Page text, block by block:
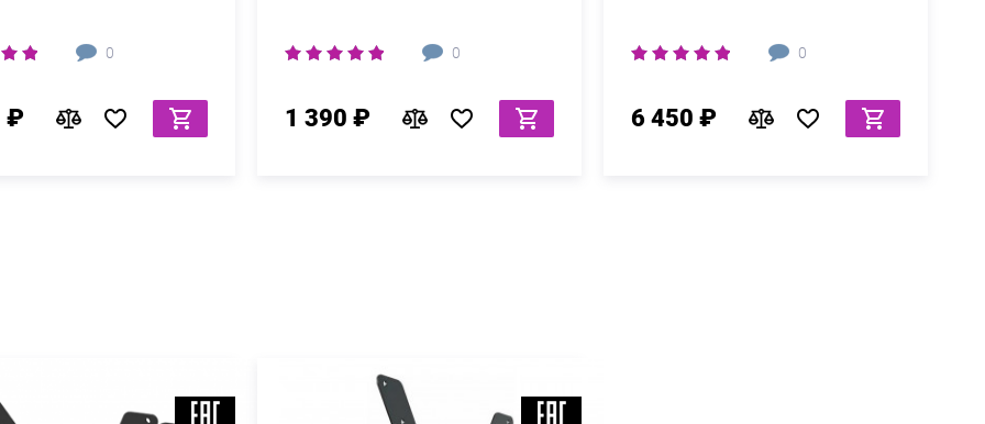
0
₽
0
1 390 ₽
0
6 450 ₽